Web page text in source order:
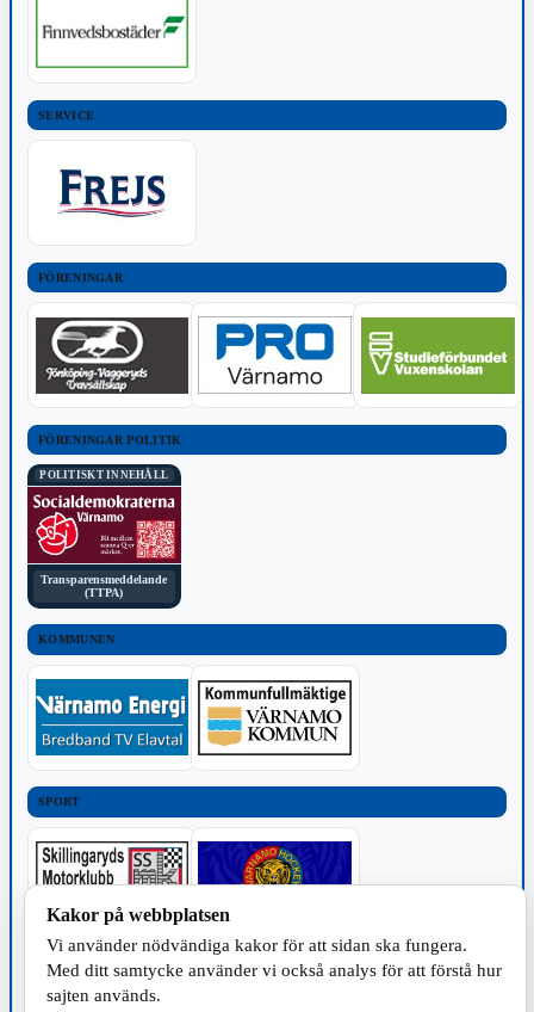
SERVICE
FÖRENINGAR
FÖRENINGAR POLITIK
POLITISKT INNEHÅLL
Transparensmeddelande
(TTPA)
KOMMUNEN
SPORT
TILLVERKNING
Kakor på webbplatsen
Vi använder nödvändiga kakor för att sidan ska fungera.
Med ditt samtycke använder vi också analys för att förstå hur
sajten används.